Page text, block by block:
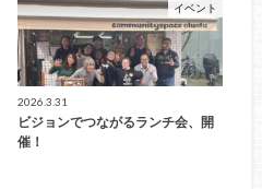
イベント
2026.3.31
ビジョンでつながるランチ会、開
催！